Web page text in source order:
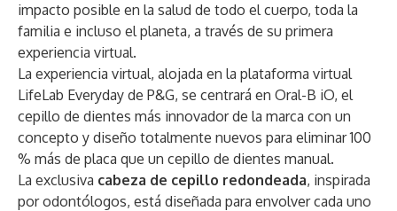
impacto posible en la salud de todo el cuerpo, toda la
familia e incluso el planeta, a través de su primera
experiencia virtual.
La experiencia virtual, alojada en la plataforma virtual
LifeLab Everyday de P&G, se centrará en Oral-B iO, el
cepillo de dientes más innovador de la marca con un
concepto y diseño totalmente nuevos para eliminar 100
% más de placa que un cepillo de dientes manual.
La exclusiva cabeza de cepillo redondeada, inspirada
por odontólogos, está diseñada para envolver cada uno